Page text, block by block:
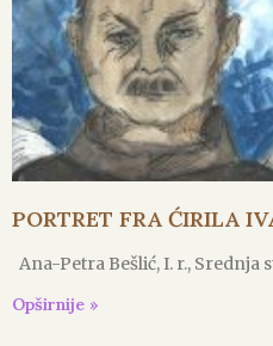
PORTRET FRA ĆIRILA
Ana-Petra Bešlić, I. r., Srednja
Opširnije »